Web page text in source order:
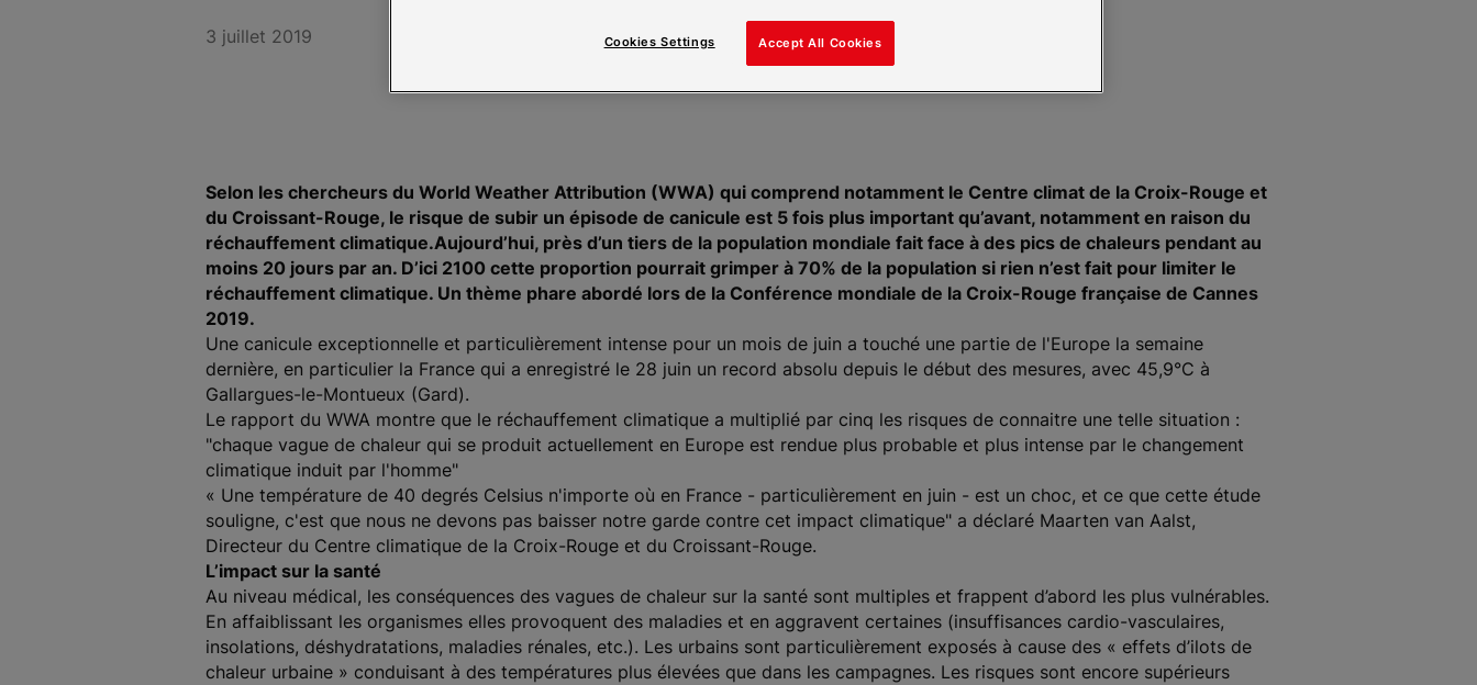
3 juillet 2019
Selon les chercheurs du World Weather Attribution (WWA) qui comprend notamment le Centre climat de la Croix-Rouge et
du Croissant-Rouge, le risque de subir un épisode de canicule est 5 fois plus important qu’avant, notamment en raison du
réchauffement climatique.Aujourd’hui, près d’un tiers de la population mondiale fait face à des pics de chaleurs pendant au
moins 20 jours par an. D’ici 2100 cette proportion pourrait grimper à 70% de la population si rien n’est fait pour limiter le
réchauffement climatique. Un thème phare abordé lors de la Conférence mondiale de la Croix-Rouge française de Cannes
2019.
Une canicule exceptionnelle et particulièrement intense pour un mois de juin a touché une partie de l'Europe la semaine
dernière, en particulier la France qui a enregistré le 28 juin un record absolu depuis le début des mesures, avec 45,9°C à
Gallargues-le-Montueux (Gard).
Le rapport du WWA montre que le réchauffement climatique a multiplié par cinq les risques de connaitre une telle situation :
"chaque vague de chaleur qui se produit actuellement en Europe est rendue plus probable et plus intense par le changement
climatique induit par l'homme"
« Une température de 40 degrés Celsius n'importe où en France - particulièrement en juin - est un choc, et ce que cette étude
souligne, c'est que nous ne devons pas baisser notre garde contre cet impact climatique" a déclaré Maarten van Aalst,
Directeur du Centre climatique de la Croix-Rouge et du Croissant-Rouge.
L’impact sur la santé
Au niveau médical, les conséquences des vagues de chaleur sur la santé sont multiples et frappent d’abord les plus vulnérables.
En affaiblissant les organismes elles provoquent des maladies et en aggravent certaines (insuffisances cardio-vasculaires,
insolations, déshydratations, maladies rénales, etc.). Les urbains sont particulièrement exposés à cause des « effets d’ilots de
chaleur urbaine » conduisant à des températures plus élevées que dans les campagnes. Les risques sont encore supérieurs
Accept All Cookies
Cookies Settings